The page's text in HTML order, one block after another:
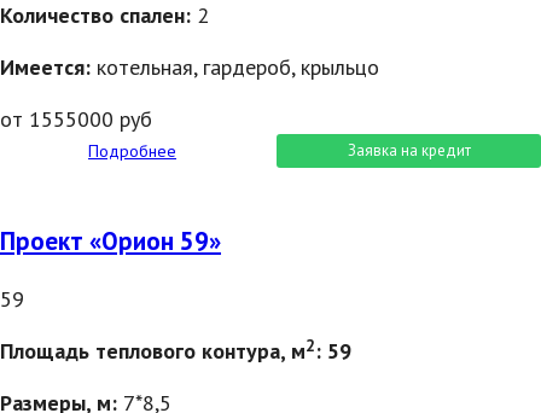
Количество спален: 2
Имеется: котельная, гардероб, крыльцо
от 1555000 руб
Подробнее Заявка на кредит
Проект «Орион 59»
59
Площадь теплового контура, м2: 59
Размеры, м: 7*8,5